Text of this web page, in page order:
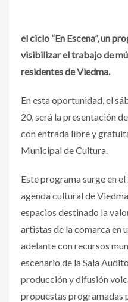
el ciclo “En Escena”, un
visibilizar el trabajo de
residentes de Viedma.
En esta oportunidad, el
20, será la presentación
con entrada libre y
Municipal de Cultura.
Este programa surge en
agenda cultural de
espacios destinado la
artistas de la comarca en
adelante con recursos
escenario de la Sala
producción y difusión
propuestas programadas